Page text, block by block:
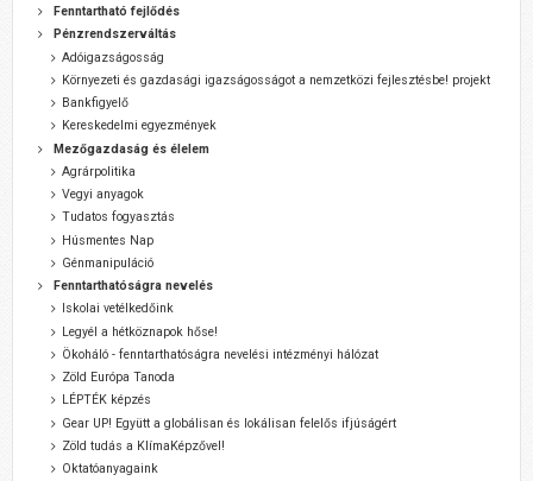
Fenntartható fejlődés
Pénzrendszerváltás
Adóigazságosság
Környezeti és gazdasági igazságosságot a nemzetközi fejlesztésbe! projekt
Bankfigyelő
Kereskedelmi egyezmények
Mezőgazdaság és élelem
Agrárpolitika
Vegyi anyagok
Tudatos fogyasztás
Húsmentes Nap
Génmanipuláció
Fenntarthatóságra nevelés
Iskolai vetélkedőink
Legyél a hétköznapok hőse!
Ökoháló - fenntarthatóságra nevelési intézményi hálózat
Zöld Európa Tanoda
LÉPTÉK képzés
Gear UP! Együtt a globálisan és lokálisan felelős ifjúságért
Zöld tudás a KlímaKépzővel!
Oktatóanyagaink